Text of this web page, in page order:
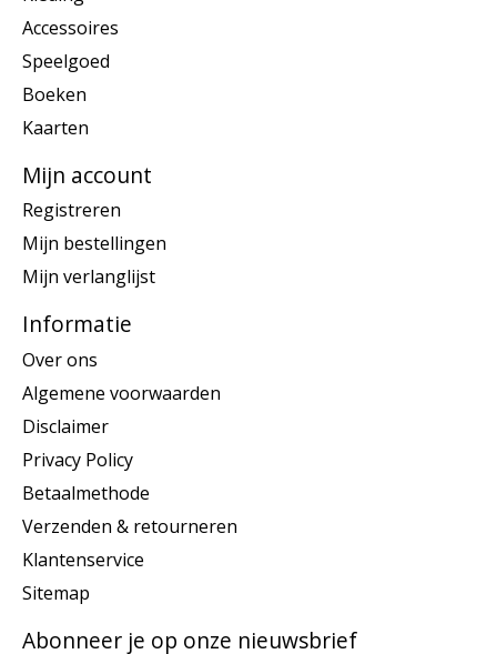
Accessoires
Speelgoed
Boeken
Kaarten
Mijn account
Registreren
Mijn bestellingen
Mijn verlanglijst
Informatie
Over ons
Algemene voorwaarden
Disclaimer
Privacy Policy
Betaalmethode
Verzenden & retourneren
Klantenservice
Sitemap
Abonneer je op onze nieuwsbrief